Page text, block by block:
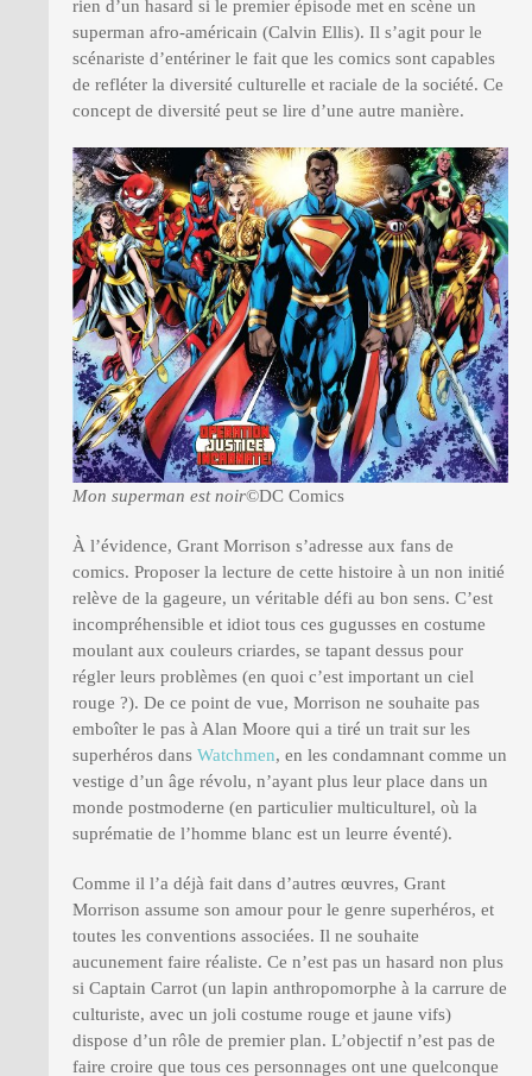
rien d’un hasard si le premier épisode met en scène un
superman afro-américain (Calvin Ellis). Il s’agit pour le
scénariste d’entériner le fait que les comics sont capables
de refléter la diversité culturelle et raciale de la société. Ce
concept de diversité peut se lire d’une autre manière.
Mon superman est noir©DC Comics
À l’évidence, Grant Morrison s’adresse aux fans de
comics. Proposer la lecture de cette histoire à un non initié
relève de la gageure, un véritable défi au bon sens. C’est
incompréhensible et idiot tous ces gugusses en costume
moulant aux couleurs criardes, se tapant dessus pour
régler leurs problèmes (en quoi c’est important un ciel
rouge ?). De ce point de vue, Morrison ne souhaite pas
emboîter le pas à Alan Moore qui a tiré un trait sur les
superhéros dans Watchmen, en les condamnant comme un
vestige d’un âge révolu, n’ayant plus leur place dans un
monde postmoderne (en particulier multiculturel, où la
suprématie de l’homme blanc est un leurre éventé).
Comme il l’a déjà fait dans d’autres œuvres, Grant
Morrison assume son amour pour le genre superhéros, et
toutes les conventions associées. Il ne souhaite
aucunement faire réaliste. Ce n’est pas un hasard non plus
si Captain Carrot (un lapin anthropomorphe à la carrure de
culturiste, avec un joli costume rouge et jaune vifs)
dispose d’un rôle de premier plan. L’objectif n’est pas de
faire croire que tous ces personnages ont une quelconque